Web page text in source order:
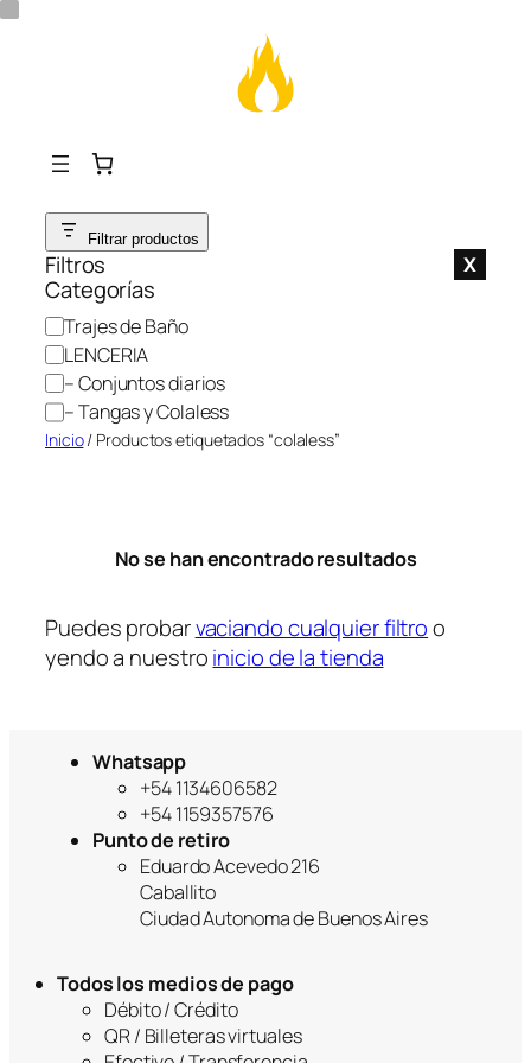
Saltar
contenido
Filtrar productos
Filtros X
Categorías
C
a
t
e
g
o
Trajes de Baño
LENCERIA
– Conjuntos diarios
– Tangas y Colaless
Inicio/ Productos etiquetados “colaless”
No se han encontrado resultados
Puedes probarvaciando cualquier filtroo
yendo a nuestroinicio de la tienda
Whatsapp
+54 1134606582
+54 1159357576
Punto de retiro
Eduardo Acevedo 216
Caballito
Ciudad Autonoma de Buenos Aires
Todos los medios de pago
Débito / Crédito
QR / Billeteras virtuales